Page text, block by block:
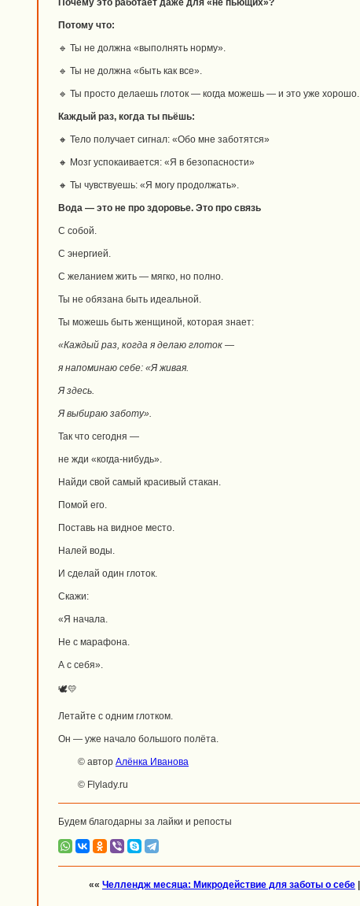
Почему это работает даже для «не пьющих»?
Потому что:
🔹 Ты не должна «выполнять норму».
🔹 Ты не должна «быть как все».
🔹 Ты просто делаешь глоток — когда можешь — и это уже хорошо.
Каждый раз, когда ты пьёшь:
🔸 Тело получает сигнал: «Обо мне заботятся»
🔸 Мозг успокаивается: «Я в безопасности»
🔸 Ты чувствуешь: «Я могу продолжать».
Вода — это не про здоровье. Это про связь
С собой.
С энергией.
С желанием жить — мягко, но полно.
Ты не обязана быть идеальной.
Ты можешь быть женщиной, которая знает:
«Каждый раз, когда я делаю глоток —
я напоминаю себе: «Я живая.
Я здесь.
Я выбираю заботу».
Так что сегодня —
не жди «когда-нибудь».
Найди свой самый красивый стакан.
Помой его.
Поставь на видное место.
Налей воды.
И сделай один глоток.
Скажи:
«Я начала.
Не с марафона.
А с себя».
🕊️💛
Летайте с одним глотком.
Он — уже начало большого полёта.
© автор Алёнка Иванова
© Flylady.ru
Будем благодарны за лайки и репосты
«« Челлендж месяца: Микродействие для заботы о себе